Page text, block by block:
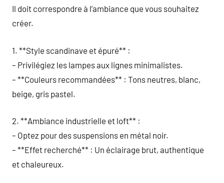
Il doit correspondre à l’ambiance que vous souhaitez
créer.
1. **Style scandinave et épuré** :
– Privilégiez les lampes aux lignes minimalistes.
– **Couleurs recommandées** : Tons neutres, blanc,
beige, gris pastel.
2. **Ambiance industrielle et loft** :
– Optez pour des suspensions en métal noir.
– **Effet recherché** : Un éclairage brut, authentique
et chaleureux.